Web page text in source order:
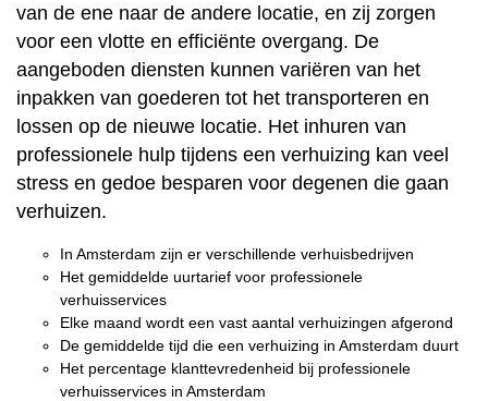
van de ene naar de andere locatie, en zij zorgen
voor een vlotte en efficiënte overgang. De
aangeboden diensten kunnen variëren van het
inpakken van goederen tot het transporteren en
lossen op de nieuwe locatie. Het inhuren van
professionele hulp tijdens een verhuizing kan veel
stress en gedoe besparen voor degenen die gaan
verhuizen.
In Amsterdam zijn er verschillende verhuisbedrijven
Het gemiddelde uurtarief voor professionele
verhuisservices
Elke maand wordt een vast aantal verhuizingen afgerond
De gemiddelde tijd die een verhuizing in Amsterdam duurt
Het percentage klanttevredenheid bij professionele
verhuisservices in Amsterdam